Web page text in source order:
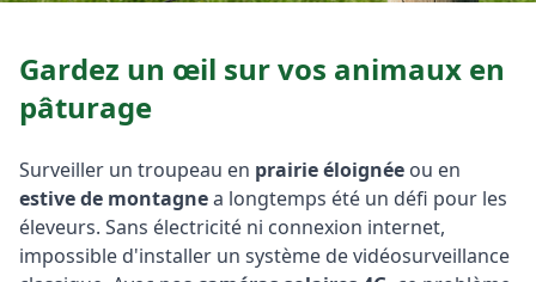
Gardez un œil sur vos animaux en
pâturage
Surveiller un troupeau en prairie éloignée ou en
estive de montagnea longtemps été un défi pour les
éleveurs. Sans électricité ni connexion internet,
impossible d'installer un système de vidéosurveillance